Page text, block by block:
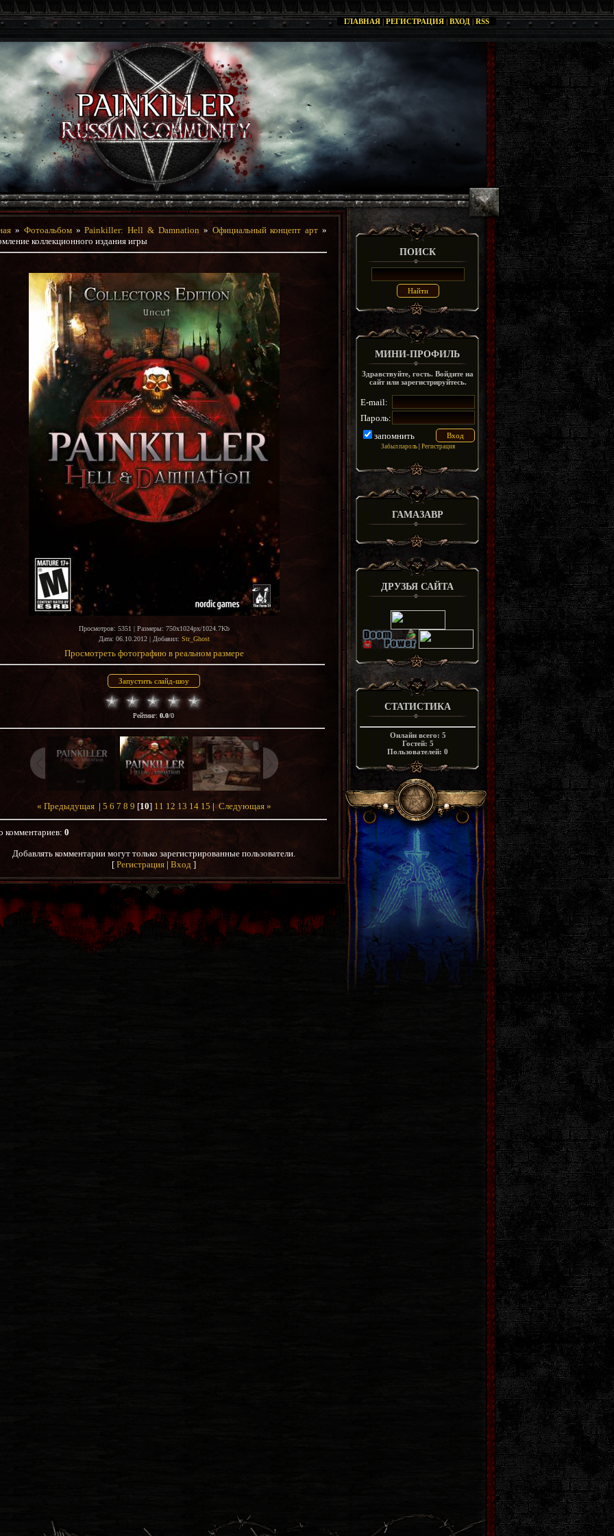
ГЛАВНАЯ | РЕГИСТРАЦИЯ | ВХОД | RSS
» Фотоальбом»Painkiller: Hell & Damnation» Официальный концепт арт »
коллекционного издания игры
Просмотров: 5351 | Размеры: 750x1024px/1024.7Kb
Дата: 06.10.2012 | Добавил: Str_Ghost
Просмотреть фотографию в реальном размере
Рейтинг: 0.0/0
« Предыдущая| 5 6 7 8 9 [10] 11 12 13 14 15 |Следующая »
комментариев: 0
Добавлять комментарии могут только зарегистрированные пользователи.
[ Регистрация | Вход ]
ПОИСК
МИНИ-ПРОФИЛЬ
Здравствуйте, гость. Войдите на
сайт или зарегистрируйтесь.
E-mail:
Пароль:
запомнить
Забыл пароль| Регистрация
ГАМАЗАВР
ДРУЗЬЯ САЙТА
СТАТИСТИКА
Онлайн всего: 5
Гостей: 5
Пользователей: 0